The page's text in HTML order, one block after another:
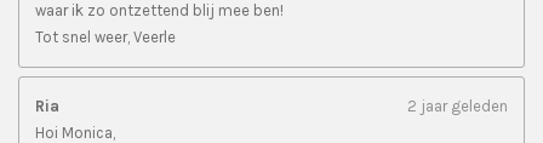
waar ik zo ontzettend blij mee ben!
Tot snel weer, Veerle
Ria
2 jaar geleden
Hoi Monica,